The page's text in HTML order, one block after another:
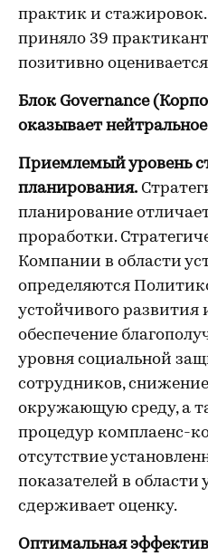
практик и
приняло 39
позитивно
Блок Governance
оказывает
Приемлемый уровень
планирования.
планирование
проработки.
Компании в области
определяются
устойчивого
обеспечение
уровня социальной
сотрудников,
окружающую среду, а
процедур комплаенс-
отсутствие
показателей в области
сдерживает оценку.
Оптимальная